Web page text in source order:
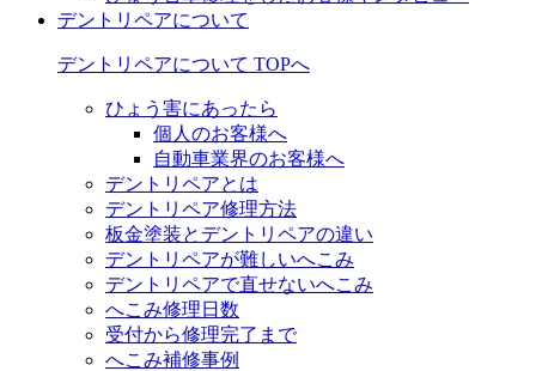
デントリペアについて
デントリペアについて TOPへ
ひょう害にあったら
個人のお客様へ
自動車業界のお客様へ
デントリペアとは
デントリペア修理方法
板金塗装とデントリペアの違い
デントリペアが難しいへこみ
デントリペアで直せないへこみ
へこみ修理日数
受付から修理完了まで
へこみ補修事例